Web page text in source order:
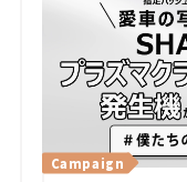
Campaign